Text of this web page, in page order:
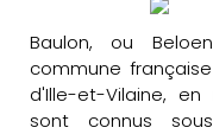
Baulon, ou
commune
d'Ille-et-Vilaine,
sont connus